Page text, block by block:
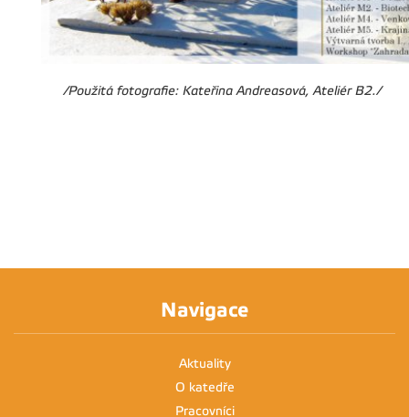
/Použitá fotografie: Kateřina Andreasová, Ateliér B2./
Navigace
Aktuality
O katedře
Pracovníci